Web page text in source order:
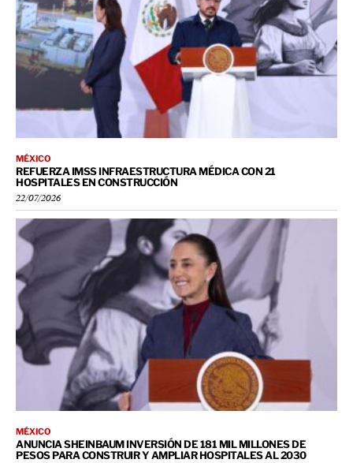
MÉXICO
REFUERZA IMSS INFRAESTRUCTURA MÉDICA CON 21
HOSPITALES EN CONSTRUCCIÓN
22/07/2026
MÉXICO
ANUNCIA SHEINBAUM INVERSIÓN DE 181 MIL MILLONES DE
PESOS PARA CONSTRUIR Y AMPLIAR HOSPITALES AL 2030